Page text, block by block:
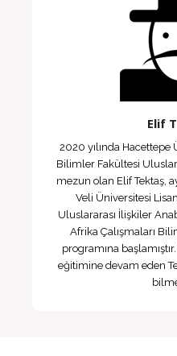
Elif
2020 yılında Hacettepe
Bilimler Fakültesi
mezun olan Elif Tektaş,
Veli Üniversitesi
Uluslararası İlişkiler
Afrika Çalışmaları
programına
eğitimine devam eden